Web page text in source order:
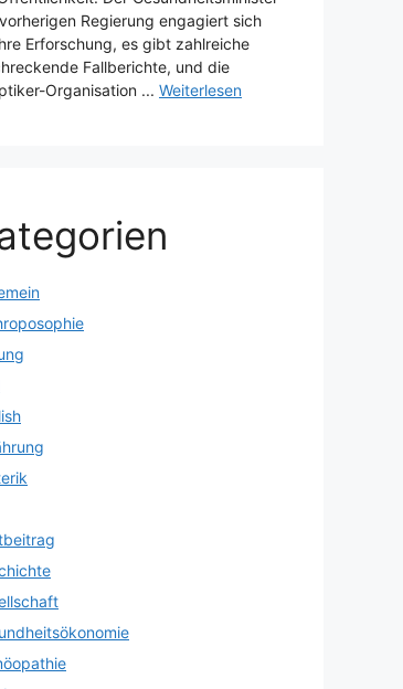
Regierung engagiert sich
Erforschung, es gibt zahlreiche
Fallberichte, und die
Organisation ... Weiterlesen